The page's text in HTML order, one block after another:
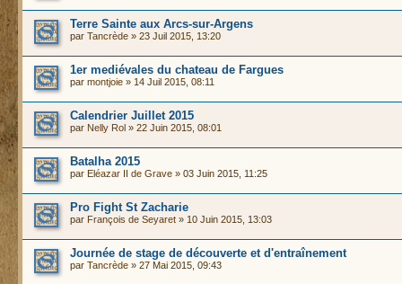
Terre Sainte aux Arcs-sur-Argens
par Tancrède » 23 Juil 2015, 13:20
1er mediévales du chateau de Fargues
par montjoie » 14 Juil 2015, 08:11
Calendrier Juillet 2015
par Nelly Rol » 22 Juin 2015, 08:01
Batalha 2015
par Eléazar II de Grave » 03 Juin 2015, 11:25
Pro Fight St Zacharie
par François de Seyaret » 10 Juin 2015, 13:03
Journée de stage de découverte et d'entraînement
par Tancrède » 27 Mai 2015, 09:43